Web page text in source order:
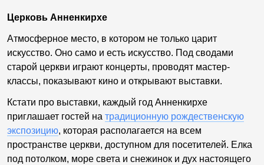
Церковь Анненкирхе
Атмосферное место, в котором не только царит
искусство. Оно само и есть искусство. Под сводами
старой церкви играют концерты, проводят мастер-
классы, показывают кино и открывают выставки.
Кстати про выставки, каждый год Анненкирхе
приглашает гостей на традиционную рождественскую
экспозицию, которая располагается на всем
пространстве церкви, доступном для посетителей. Елка
под потолком, море света и снежинок и дух настоящего